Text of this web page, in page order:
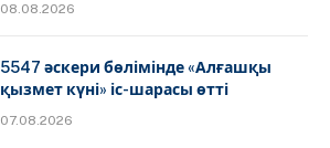
08.08.2026
5547 әскери бөлімінде «Алғашқы
қызмет күні» іс-шарасы өтті
07.08.2026